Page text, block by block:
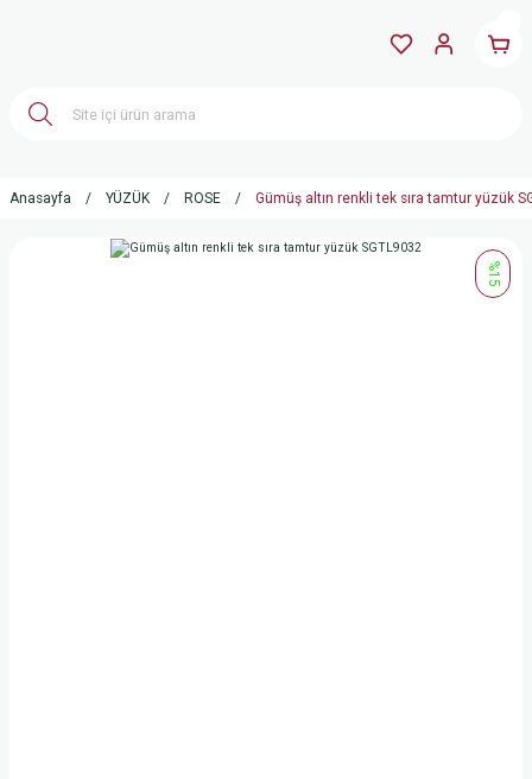
Anasayfa YÜZÜK ROSE Gümüş altın renkli tek sıra tamtur yüzük
%15